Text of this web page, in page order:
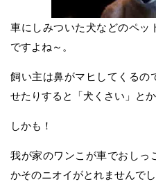
車にしみついた犬などのペッ
ですよね～。
飼い主は鼻がマヒしてくるの
せたりすると「犬くさい」と
しかも！
我が家のワンこが車でおしっ
かそのニオイがとれませんでし